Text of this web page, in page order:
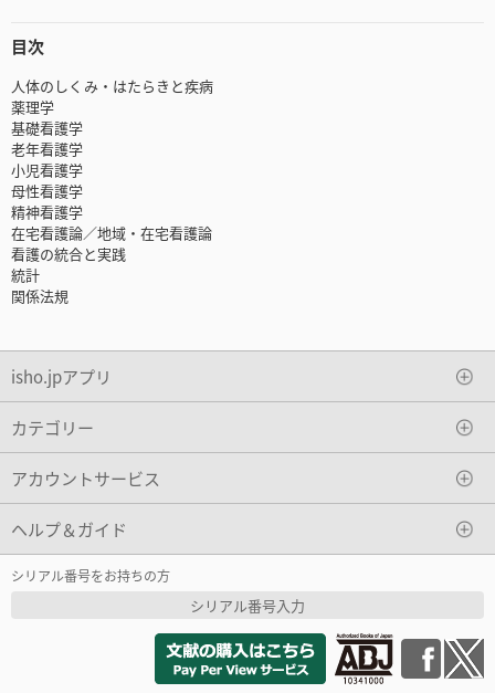
目次
人体のしくみ・はたらきと疾病
薬理学
基礎看護学
老年看護学
小児看護学
母性看護学
精神看護学
在宅看護論／地域・在宅看護論
看護の統合と実践
統計
関係法規
isho.jpアプリ
カテゴリー
アカウントサービス
ヘルプ＆ガイド
シリアル番号をお持ちの方
シリアル番号入力